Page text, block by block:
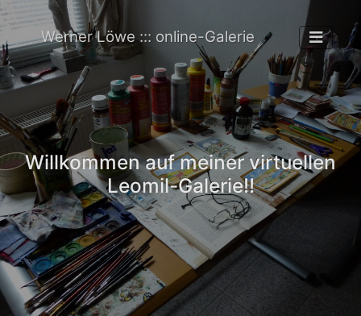
Werner Löwe ::: online-Galerie
Willkommen auf meiner virtuellen
Leomil-Galerie!!